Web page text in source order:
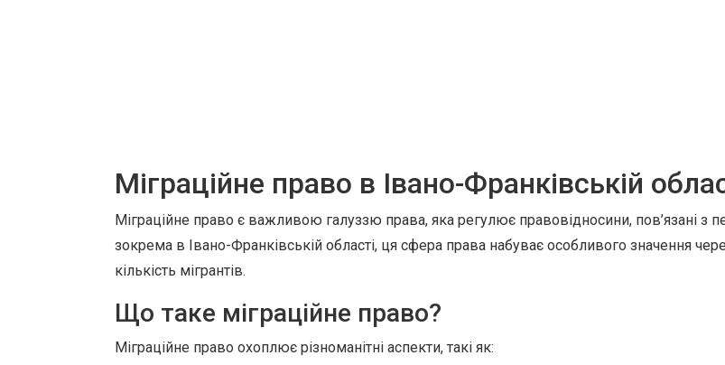
Міграційне право в Івано-Франківській
Міграційне право є важливою галуззю права, яка регулює правовідносини, пов’язані з
зокрема в Івано-Франківській області, ця сфера права набуває особливого значення
кількість мігрантів.
Що таке міграційне право?
Міграційне право охоплює різноманітні аспекти, такі як: